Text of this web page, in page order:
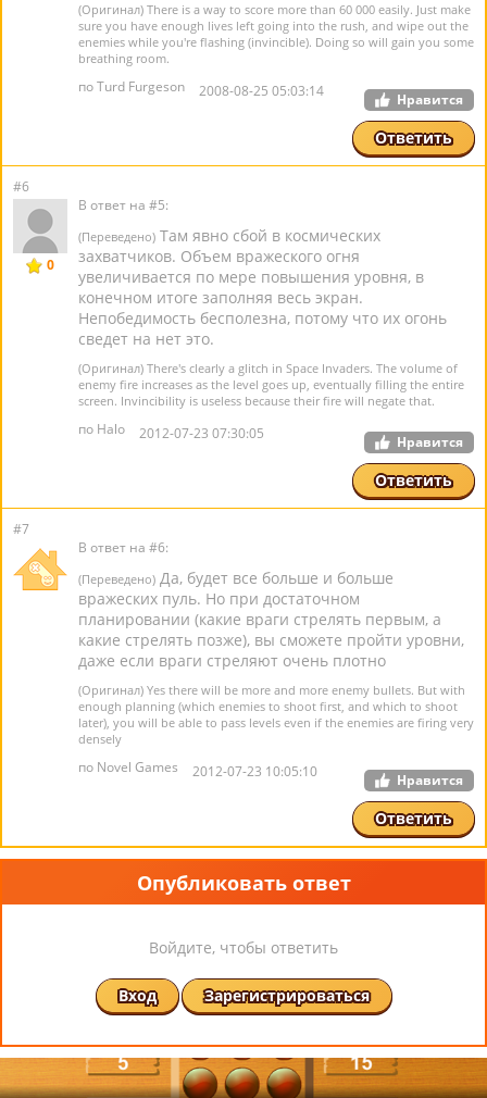
(Оригинал) There is a way to score more than 60 000 easily. Just make
sure you have enough lives left going into the rush, and wipe out the
enemies while you're flashing (invincible). Doing so will gain you some
breathing room.
по Turd Furgeson 2008-08-25 05:03:14 Нравится
Ответить
#6
0
В ответ на #5:
(Переведено) Там явно сбой в космических
захватчиков. Объем вражеского огня
увеличивается по мере повышения уровня, в
конечном итоге заполняя весь экран.
Непобедимость бесполезна, потому что их огонь
сведет на нет это.
(Оригинал) There's clearly a glitch in Space Invaders. The volume of
enemy fire increases as the level goes up, eventually filling the entire
screen. Invincibility is useless because their fire will negate that.
по Halo 2012-07-23 07:30:05 Нравится
Ответить
#7
В ответ на #6:
(Переведено) Да, будет все больше и больше
вражеских пуль. Но при достаточном
планировании (какие враги стрелять первым, а
какие стрелять позже), вы сможете пройти уровни,
даже если враги стреляют очень плотно
(Оригинал) Yes there will be more and more enemy bullets. But with
enough planning (which enemies to shoot first, and which to shoot
later), you will be able to pass levels even if the enemies are firing very
densely
по Novel Games 2012-07-23 10:05:10 Нравится
Ответить
Опубликовать ответ
Войдите, чтобы ответить
Вход Зарегистрироваться